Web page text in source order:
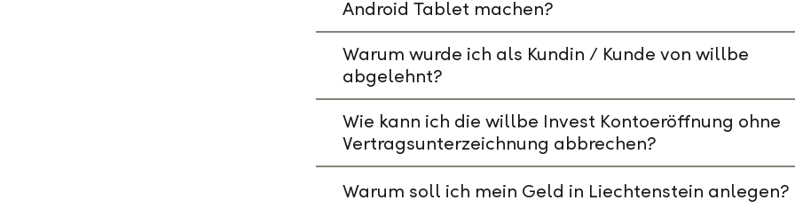
Android Tablet machen?
Warum wurde ich als Kundin / Kunde von willbe
abgelehnt?
Wie kann ich die willbe Invest Kontoeröffnung ohne
Vertragsunterzeichnung abbrechen?
Warum soll ich mein Geld in Liechtenstein anlegen?